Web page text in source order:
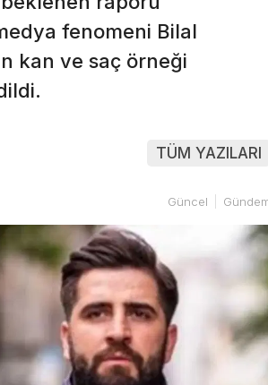
fenomeni Bilal
kan ve saç örneği
TÜM YAZILARI
Güncel